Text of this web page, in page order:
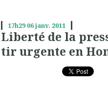
17h29 06janv. 2011
Liberté de la
tir urgente en